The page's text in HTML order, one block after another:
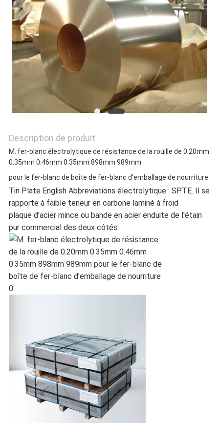
POLITIQUE
DE
CONFIDENTIALITÉ
Description de produit
M. fer-blanc électrolytique de résistance de la rouille de 0.20mm
0.35mm 0.46mm 0.35mm 898mm 989mm
pour le fer-blanc de boîte de fer-blanc d'emballage de nourriture
Tin Plate English Abbreviations électrolytique : SPTE. Il se
rapporte à faible teneur en carbone laminé à froid
plaque d'acier mince ou bande en acier enduite de l'étain
pur commercial des deux côtés.